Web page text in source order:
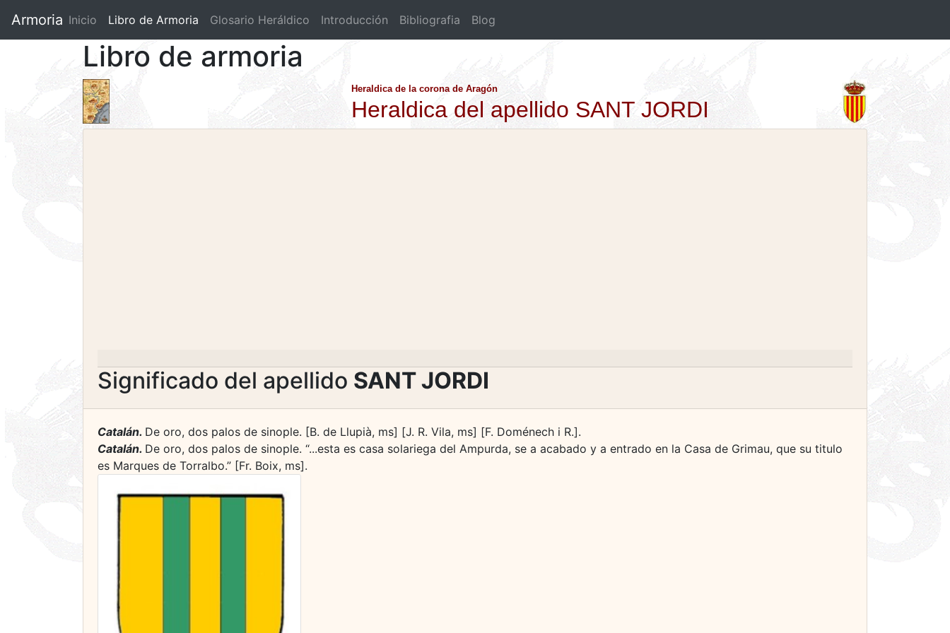
Armoria Inicio Libro de Armoria (current)
Glosario Heráldico Introducción Bibliografia Blog
Libro de armoria
Heraldica de la corona de Aragón
Heraldica del apellido SANT JORDI
Significado del apellido SANT JORDI
Catalán. De oro, dos palos de sinople. [B. de Llupià, ms] [J. R. Vila, ms] [F. Doménech i R.].
Catalán. De oro, dos palos de sinople. “...esta es casa solariega del Ampurda, se a acabado y a entrado en la Casa de Grimau, que su titulo
es Marques de Torralbo.” [Fr. Boix, ms].